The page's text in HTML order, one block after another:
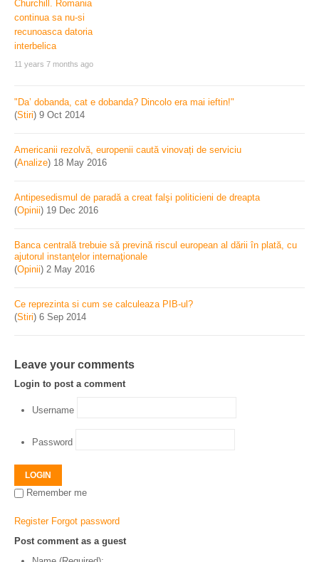
11 years 7 months ago
"Da’ dobanda, cat e dobanda? Dincolo era mai ieftin!"
(Stiri) 9 Oct 2014
Americanii rezolvă, europenii caută vinovați de serviciu
(Analize) 18 May 2016
Antipesedismul de paradă a creat falşi politicieni de dreapta
(Opinii) 19 Dec 2016
Banca centrală trebuie să prevină riscul european al dării în plată, cu
ajutorul instanţelor internaţionale
(Opinii) 2 May 2016
Ce reprezinta si cum se calculeaza PIB-ul?
(Stiri) 6 Sep 2014
Leave your comments
Login to post a comment
Username
Password
LOGIN
Remember me
Register Forgot password
Post comment as a guest